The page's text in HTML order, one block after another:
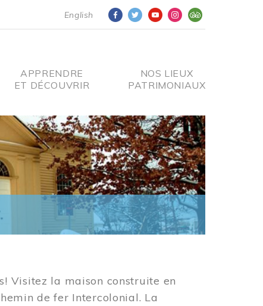
English
APPRENDRE
ET DÉCOUVRIR
NOS LIEUX
PATRIMONIAUX
Visitez la maison construite en
de fer Intercolonial. La